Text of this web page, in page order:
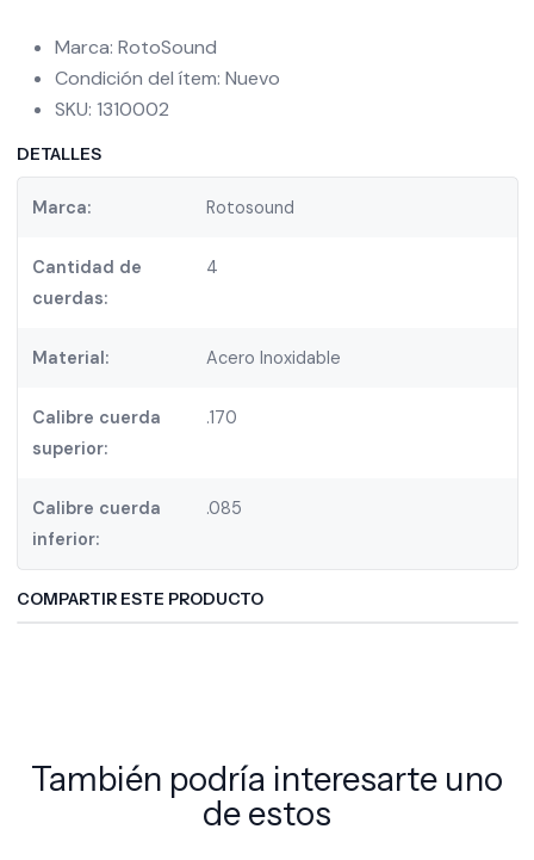
Marca: RotoSound
Condición del ítem: Nuevo
SKU: 1310002
DETALLES
Marca: Rotosound
Cantidad de
cuerdas:
4
Material: Acero Inoxidable
Calibre cuerda
superior:
.170
Calibre cuerda
inferior:
.085
COMPARTIR ESTE PRODUCTO
También podría interesarte uno
de estos